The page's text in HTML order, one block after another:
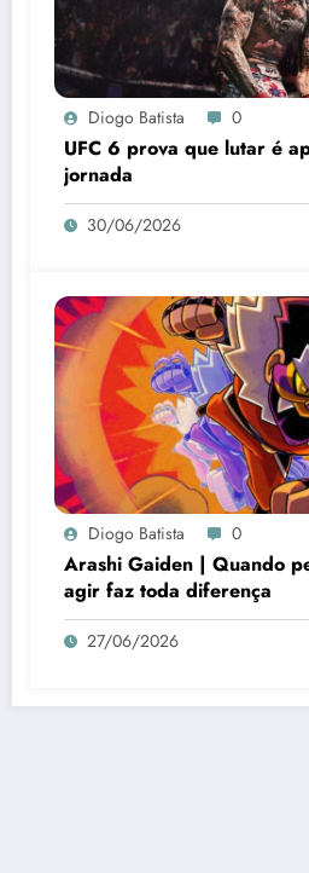
Diogo Batista 0
UFC 6 prova que lutar é
jornada
30/06/2026
Diogo Batista 0
Arashi Gaiden | Quando
agir faz toda diferença
27/06/2026